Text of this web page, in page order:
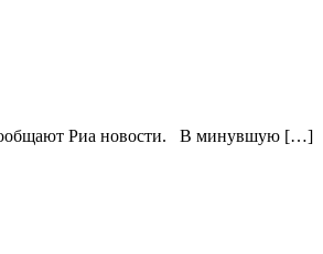
сообщают Риа новости. В минувшую […]